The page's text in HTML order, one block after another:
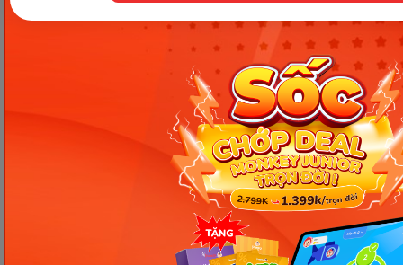
Các Bài Viết Mới Nhất
[Thảo luận] Cơn thịnh nộ (ăn
vạ) của trẻ | Kỷ luật tích cực #17